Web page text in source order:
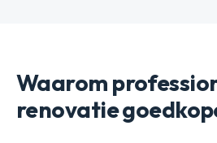
Waarom
renovatie